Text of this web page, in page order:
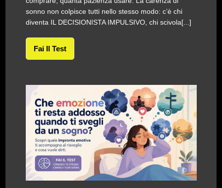
sonno non colpisce tutti nello stesso modo: c’è chi
diventa IL DECISIONISTA IMPULSIVO, chi scivola[...]
Fai Il Test